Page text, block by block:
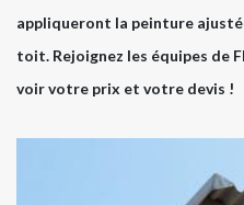
appliqueront la peinture
toit. Rejoignez les équipes de
voir votre prix et votre devis !